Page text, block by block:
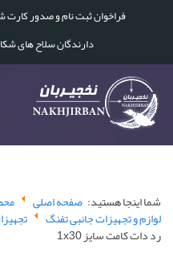
فراخوان ثبت نام و صدور کارت
دارندگان سلاح های
شما اینجا هستید: صفحه اصلی
لوازم و تجهیزات جانبی تفنگ
رد دات کامت سایز 1x30